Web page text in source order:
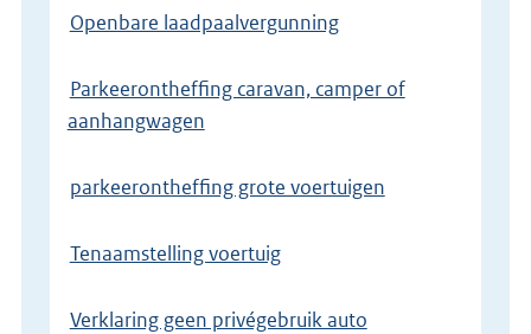
Openbare laadpaalvergunning
Parkeerontheffing caravan, camper of
aanhangwagen
parkeerontheffing grote voertuigen
Tenaamstelling voertuig
Verklaring geen privégebruik auto